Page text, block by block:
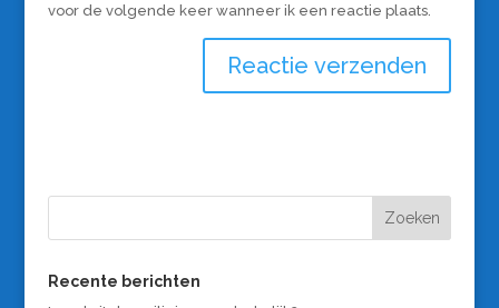
voor de volgende keer wanneer ik een reactie plaats.
Recente berichten